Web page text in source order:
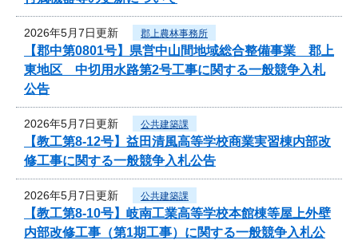
2026年5月7日更新 郡上農林事務所
【郡中第0801号】県営中山間地域総合整備事業 郡上
東地区 中切用水路第2号工事に関する一般競争入札
公告
2026年5月7日更新 公共建築課
【教工第8-12号】益田清風高等学校商業実習棟内部改
修工事に関する一般競争入札公告
2026年5月7日更新 公共建築課
【教工第8-10号】岐南工業高等学校本館棟等屋上外壁
内部改修工事（第1期工事）に関する一般競争入札公